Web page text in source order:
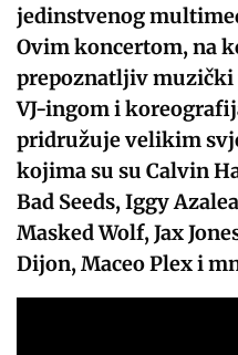
jedinstvenog
Ovim koncertom, na
prepoznatljiv muzički
VJ-ingom i
pridružuje velikim
kojima su su Calvin
Bad Seeds, Iggy
Masked Wolf, Jax
Dijon, Maceo Plex i